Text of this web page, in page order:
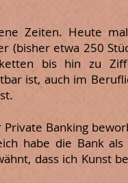
Zeiten. Heute
(bisher etwa 250
bis hin zu
ist, auch im
Banking
habe die Bank als
dass ich Kunst